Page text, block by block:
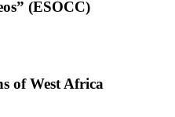
(ESOCC)
of West Africa